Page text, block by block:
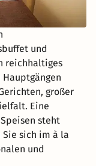
und
reichhaltiges
großer
Eine
steht
Sie sich im à la
und